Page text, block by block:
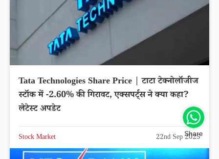
Tata Technologies Share Price | टाटा टेक्नोलॉजीज
स्टॉक में -2.60% की गिरावट, एक्सपर्ट्स ने क्या कहा?
लेटेस्ट अपडेट
Stock Market 22nd Sep 2025
Share